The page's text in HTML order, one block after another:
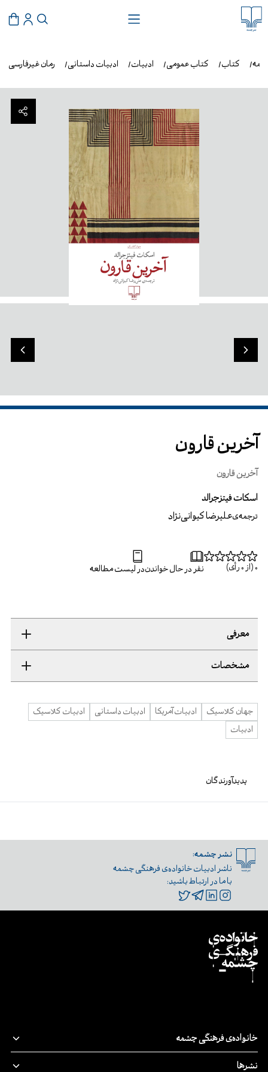
رمان غیرفارسی ادبیات داستانی ادبیات کتاب عمومی کتاب
آخرین قارون
آخرین قارون
اسکات فیتزجرالد
ترجمه‌یعلیرضا کیوانی‌نژاد
0 (از 0 رأی) نفر در حال خواندندر لیست مطالعه
معرفی
مشخصات
جهان کلاسیک ادبیات آمریکا ادبیات داستانی
ادبیات کلاسیک
ادبیات
پدیدآورندگان
نشر چشمه:
ناشر ادبیات خانواده‌ی فرهنگی چشمه
با ما در ارتباط باشید:
خانواده‌ی فرهنگی چشمه
نشرها